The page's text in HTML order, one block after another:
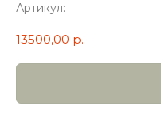
Артикул:
13500,00 р.